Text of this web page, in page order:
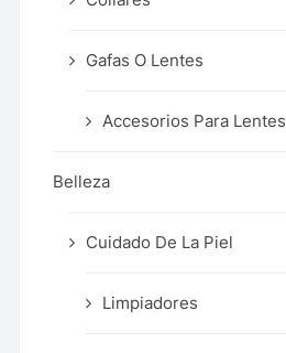
Gafas O Lentes
Accesorios Para Lentes
Belleza
Cuidado De La Piel
Limpiadores